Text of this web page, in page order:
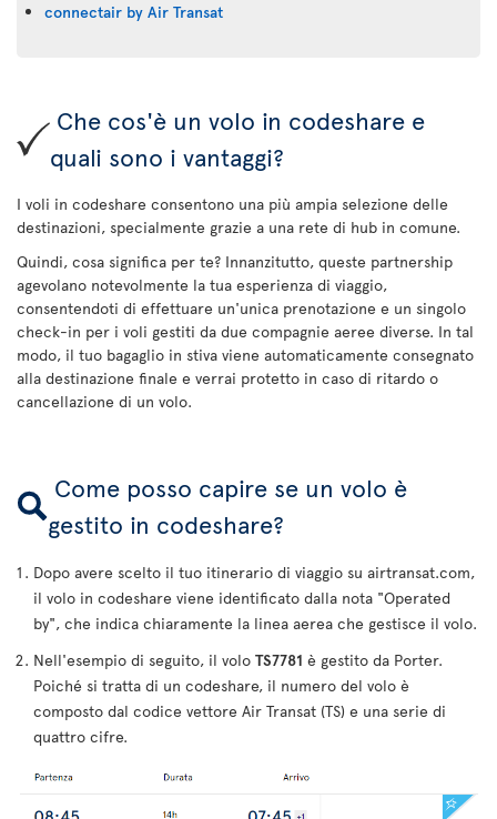
connectair by Air Transat
Che cos'è un volo in codeshare e
quali sono i vantaggi?
I voli in codeshare consentono una più ampia selezione delle
destinazioni, specialmente grazie a una rete di hub in comune.
Quindi, cosa significa per te? Innanzitutto, queste partnership
agevolano notevolmente la tua esperienza di viaggio,
consentendoti di effettuare un'unica prenotazione e un singolo
check-in per i voli gestiti da due compagnie aeree diverse. In tal
modo, il tuo bagaglio in stiva viene automaticamente consegnato
alla destinazione finale e verrai protetto in caso di ritardo o
cancellazione di un volo.
Come posso capire se un volo è
gestito in codeshare?
Dopo avere scelto il tuo itinerario di viaggio su airtransat.com,
il volo in codeshare viene identificato dalla nota "Operated
by", che indica chiaramente la linea aerea che gestisce il volo.
Nell'esempio di seguito, il volo TS7781 è gestito da Porter.
Poiché si tratta di un codeshare, il numero del volo è
composto dal codice vettore Air Transat (TS) e una serie di
quattro cifre.